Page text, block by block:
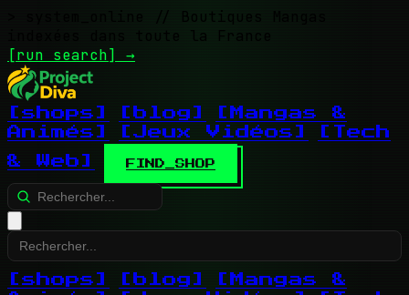
// Boutiques Mangas
indexées dans toute la France
[run search] →
[shops] [blog]
[Mangas &
Animés]
[Jeux Vidéos]
[Tech
& Web]
FIND_SHOP
[shops] [blog]
[Mangas &